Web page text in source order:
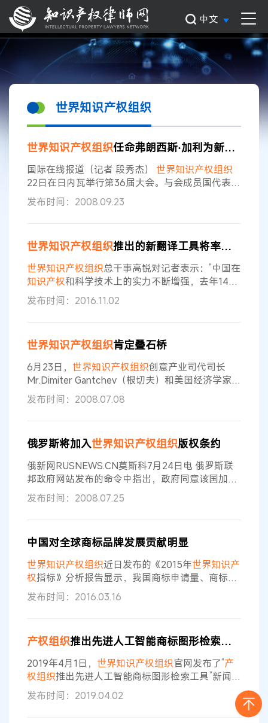
中文
世界知识产权组织
世界知识产权组织任命弗朗西斯·加利为新一任总干事
国际在线报道（记者 段秀杰） 世界知识产权组织
22日在日内瓦举行第36届大会。与会成员国代表一
致同意任命弗朗西斯·加利为新一任总干事，任期六
年。 加利是现任世界知识产权组织
提名为总干事候选人。作为该组织的最高权力机
构，当天开幕的全体大会通过了对加利的提名。 加
利出生于1951年，澳大利亚人，已婚
发布时间：2008.09.23
世界知识产权组织推出的新翻译工具将率先用于中翻英
世界知识产权组织总干事高锐对记者表示：“中国在
知识产权和科学技术上的实力不断增强，去年14％
的国际专利申请来自中国，我们预计今年的比例将
达到17％或18％，甚至更高。伴随从‘中国制造’走
年中国以2.98万件《专利合作条约》框架下提交的
国际专利申请排名全球第3位，仅位居美国（5.74
万）和日
发布时间：2016.11.02
世界知识产权组织肯定叠石桥
6月23日， 世界知识产权组织创意产业司代司长
Mr.Dimiter Gantchev（根切夫）和美国经济学家联
合会首席经济师Mr. Stephen Siwek（塞维克），
在世界知识产权组织助理总干事王彬颖的陪同下，
推介。 去年国家版权局在南通召开了全国版权会
议。世界知识产权组织官员应邀参加会议，他们对
叠石桥市场
发布时间：2008.07.08
俄罗斯将加入世界知识产权组织版权条约
俄新网RUSNEWS.CN莫斯科7月24日电 俄罗斯联
邦政府网站发布的命令中指出，政府同意该国加入
《世界知识产权组织 版权条约》。 该条约于1996
年12月由关于版权和邻接权若干问题外交会议在日
发布时间：2008.07.25
中国对全球商标品牌发展贡献明显
世界知识产权组织近日发布的《2015年世界知识产
权指标》分析报告显示，我国商标申请量、商标注
册量、有效商标总量等指标均居
球商标品牌发展作出积极贡献。 报告称，全球
了18.2%，占全球商标总量的30%，占了全球商标
增幅的五分之四。中国的商标申请量自2000年以
来几乎翻了一番。 此外，中国
发布时间：2016.03.16
产权组织推出先进人工智能商标图形检索工具
2019年4月1日， 世界知识产权组织官网发布了“产
权组织推出先进人工智能商标图形检索工具”新闻，
文章显示推出新的人工智能驱动图形检索技术，有
助于更快更轻松地确认商标在目标市场的识别力。
往代的图形检索工具主要通过识别商标中的形状和
发布时间：2019.04.02